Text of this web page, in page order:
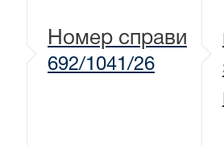
Номер справи
692/1041/26